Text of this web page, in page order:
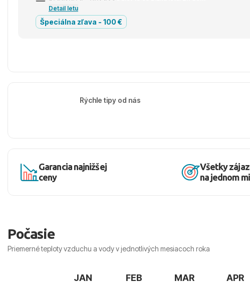
Detail letu
Špeciálna zľava - 100 €
Rýchle tipy od nás
Garancia najnižšej
ceny
Všetky
na jednom
Počasie
Priemerné teploty vzduchu a vody v jednotlivých mesiacoch roka
JAN FEB MAR APR